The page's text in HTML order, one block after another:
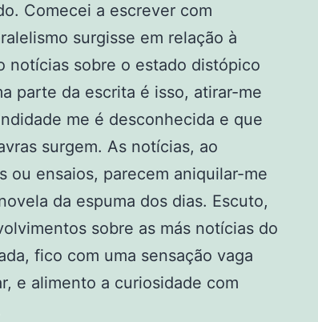
Comecei a escrever com
surgisse em relação à
notícias sobre o estado distópico
parte da escrita é isso, atirar-me
me é desconhecida e que
surgem. As notícias, ao
ou ensaios, parecem aniquilar-me
da espuma dos dias. Escuto,
sobre as más notícias do
fico com uma sensação vaga
e alimento a curiosidade com